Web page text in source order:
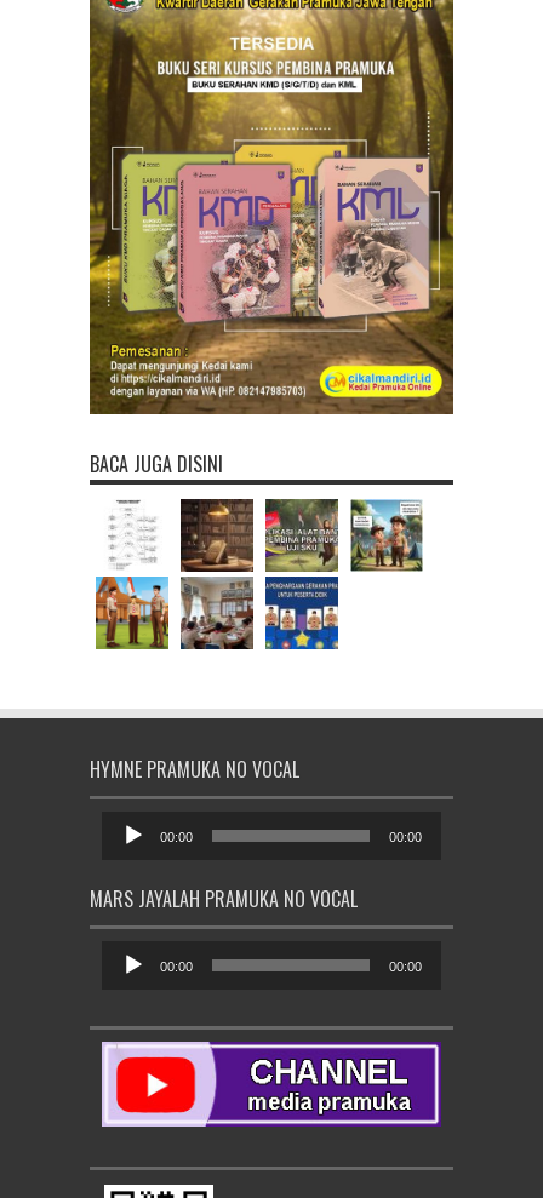
BACA JUGA DISINI
HYMNE PRAMUKA NO VOCAL
Audio
00:00 00:00
MARS JAYALAH PRAMUKA NO VOCAL
Audio
00:00 00:00